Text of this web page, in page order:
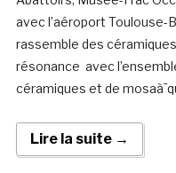
avec l’aéroport
rassemble des
résonance avec
céramiques et de
Lire la suite →